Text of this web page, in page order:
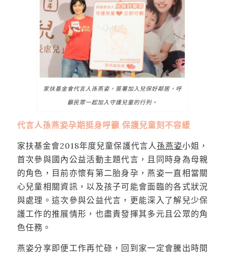
家扶基金會代言人孫燕姿，簽署加入兒保好鄰居，呼
籲民眾一起加入守護兒童的行列。
代言人孫燕姿孕期挺身呼籲 保護兒童刻不容緩
家扶基金會2018年度兒童保護代言人孫燕姿小姐，
首次參與國內公益活動主題代言，且同時身為母親
的角色，目前亦懷有第二胎身孕，燕姿一直相當關
心兒童相關資訊，以及孩子可能會面臨的各式狀況
與處理。這次參與公益代言，更能深入了解兒少保
護工作的推展情形，也盡責發揮其多元且公眾的角
色任務。
燕姿分享即便工作再忙碌，回到家一定會騰出時間